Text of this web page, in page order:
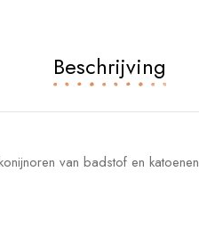
Beschrijving
van badstof en